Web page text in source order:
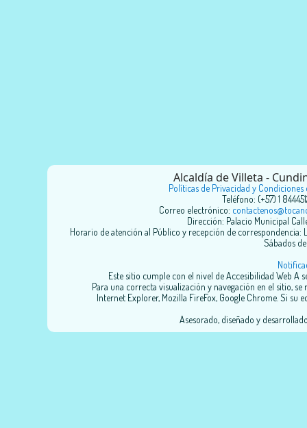
Alcaldía de Villeta -
Políticas de Privacidad y Condiciones
Teléfono: (+57) 1
Correo electrónico:
Dirección: Palacio Municipal
Horario de atención al Público y recepción de correspondencia:
Sábados
Este sitio cumple con el nivel de Accesibilidad Web A
Para una correcta visualización y navegación en el sitio,
Internet Explorer, Mozilla FireFox, Google Chrome. Si
Asesorado, diseñado y